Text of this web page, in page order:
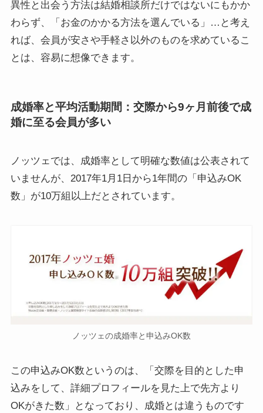
異性と出会う方法は結婚相談所だけではないにもかか
わらず、「お金のかかる方法を選んでいる」…と考え
れば、会員が安さや手軽さ以外のものを求めているこ
とは、容易に想像できます。
成婚率と平均活動期間：交際から9ヶ月前後で成
婚に至る会員が多い
ノッツェでは、成婚率として明確な数値は公表されて
いませんが、2017年1月1日から1年間の「申込みOK
数」が10万組以上だとされています。
ノッツェの成婚率と申込みOK数
この申込みOK数というのは、「交際を目的とした申
込みをして、詳細プロフィールを見た上で先方より
OKがきた数」となっており、成婚とは違うものです